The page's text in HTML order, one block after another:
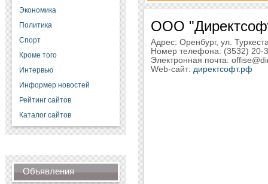
Экономика
Политика
Спорт
Кроме того
Интервью
Информер новостей
Рейтинг сайтов
Каталог сайтов
Объявления
ООО
Адрес: Оренбург, ул.
Номер телефона: (3532) 20-
Электронная почта:
Web-сайт: директсофт.рф